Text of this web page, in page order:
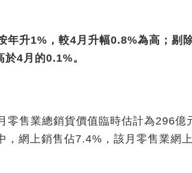
年升1%，較4月升幅0.8%為高；剔
4月的0.1%。
零售業總銷貨價值臨時估計為296億
，網上銷售佔7.4%，該月零售業網